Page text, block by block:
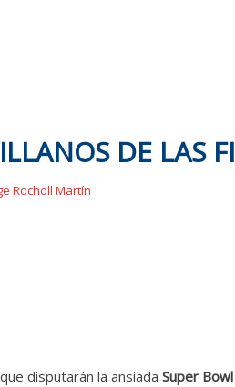
DE LAS
Rocholl Martín
disputarán la ansiada Super